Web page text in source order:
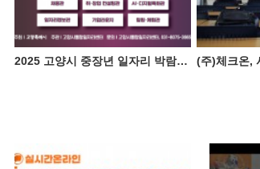
2025 고양시 중장년 일자리 박람회, 체크온 참가